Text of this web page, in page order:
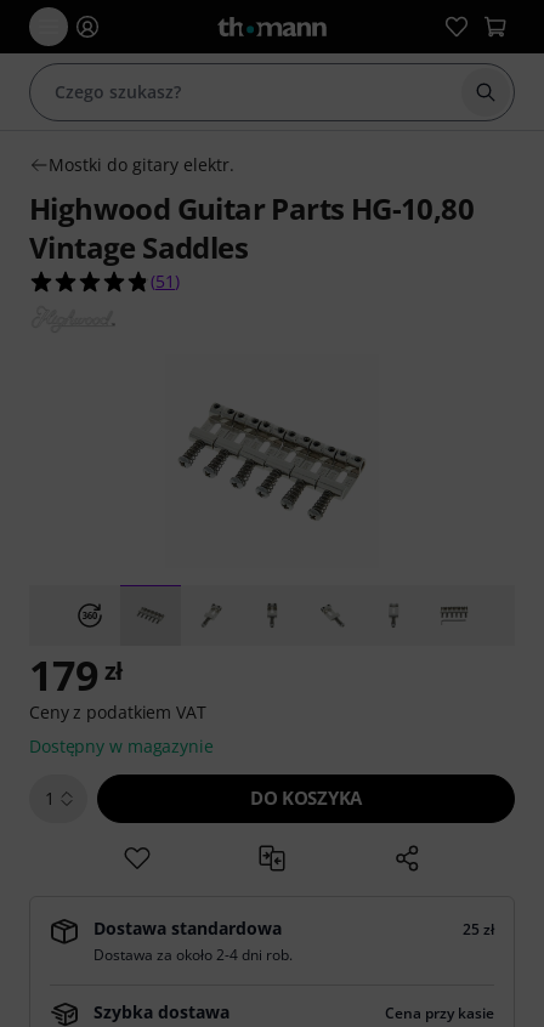
Mostki do gitary elektr.
Highwood Guitar Parts HG-10,80
Vintage Saddles
4.8 na 5 gwiazdek z 51 ocen klientów
(51 )
179 zł
Ceny z podatkiem VAT
Dostępny w magazynie
1 DO KOSZYKA
Dostawa standardowa
25 zł
Dostawa za około 2-4 dni rob.
Szybka dostawa
Cena przy kasie